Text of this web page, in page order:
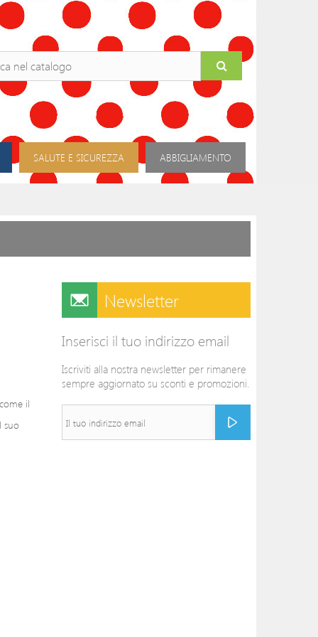
SALUTE E SICUREZZA ABBIGLIAMENTO
il
suo
Newsletter
Inserisci il tuo indirizzo email
Iscriviti alla nostra newsletter per rimanere
sempre aggiornato su sconti e promozioni.